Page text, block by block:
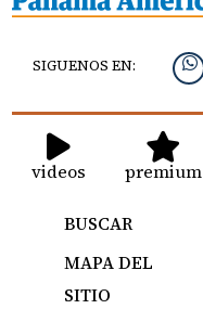
SIGUENOS EN:
videos premium
BUSCAR
MAPA DEL
SITIO